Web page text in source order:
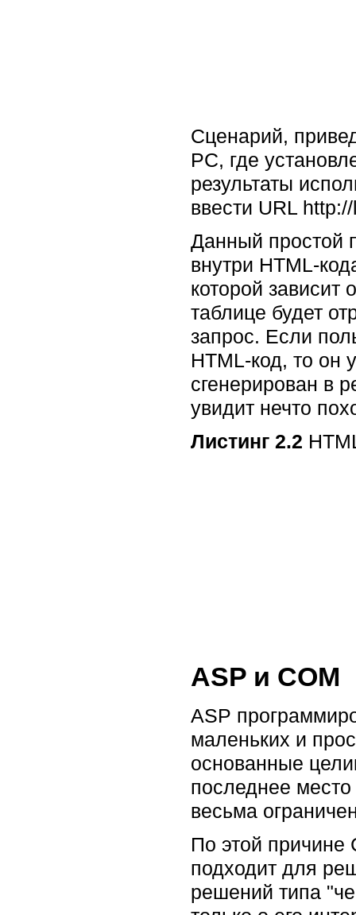
Сценарий,
PC, где
результаты
ввести URL
Данный простой
внутри HTML-
которой
таблице будет
запрос. Если
HTML-код, то он
сгенерирован в
увидит нечто
Листинг 2.2
ASP и COM
ASP
маленьких и
основанные
последнее
весьма
По этой
подходит для
решений типа